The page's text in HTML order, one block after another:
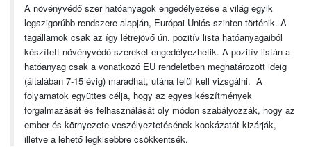
A növényvédő szer hatóanyagok engedélyezése a világ egyik
legszigorúbb rendszere alapján, Európai Uniós szinten történik. A
tagállamok csak az így létrejövő ún. pozitív lista hatóanyagaiból
készített növényvédő szereket engedélyezhetik. A pozitív listán a
hatóanyag csak a vonatkozó EU rendeletben meghatározott ideig
(általában 7-15 évig) maradhat, utána felül kell vizsgálni. A
folyamatok együttes célja, hogy az egyes készítmények
forgalmazását és felhasználását oly módon szabályozzák, hogy az
ember és környezete veszélyeztetésének kockázatát kizárják,
illetve a lehető legkisebbre csökkentsék.